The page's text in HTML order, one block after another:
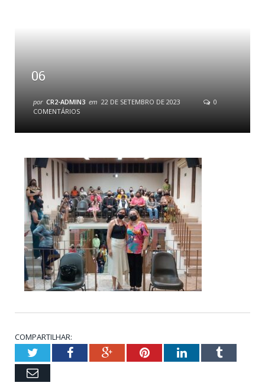
06
por CR2-ADMIN3 em 22 DE SETEMBRO DE 2023
0
COMENTÁRIOS
COMPARTILHAR:
TwitterFacebookGoogle+PinterestLinkedInTumblr
Email